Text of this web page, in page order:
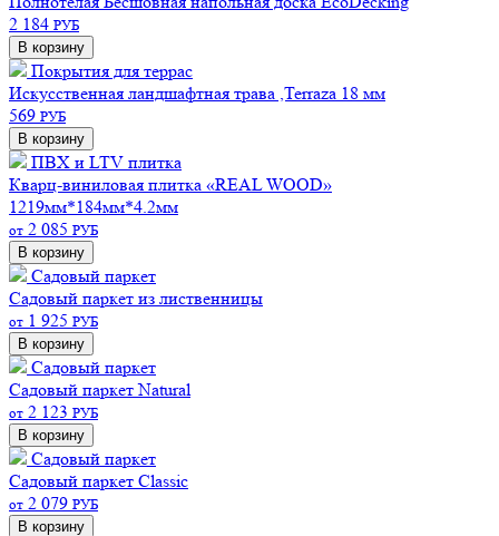
2 184 РУБ
В корзину
Покрытия для террас
Искусственная ландшафтная трава ,Terraza 18 мм
569 РУБ
В корзину
ПВХ и LTV плитка
Кварц-виниловая плитка «REAL WOOD»
1219мм*184мм*4.2мм
от 2 085 РУБ
В корзину
Садовый паркет
Садовый паркет из лиственницы
от 1 925 РУБ
В корзину
Садовый паркет
Садовый паркет Natural
от 2 123 РУБ
В корзину
Садовый паркет
Садовый паркет Classic
от 2 079 РУБ
В корзину